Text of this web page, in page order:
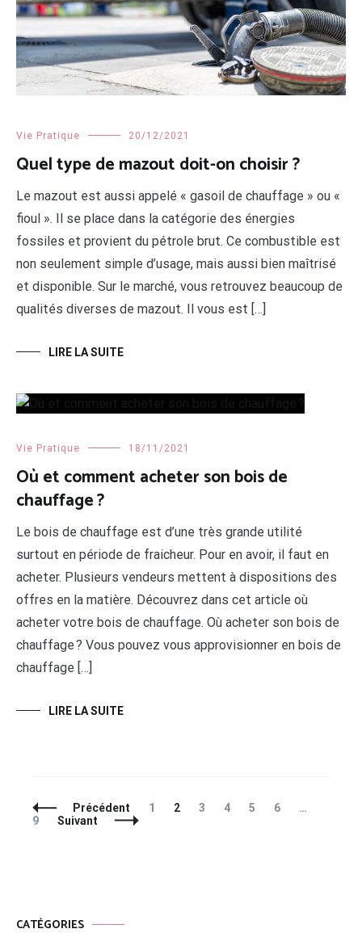
Vie Pratique 20/12/2021
Quel type de mazout doit-on choisir ?
Le mazout est aussi appelé « gasoil de chauffage » ou «
fioul ». Il se place dans la catégorie des énergies
fossiles et provient du pétrole brut. Ce combustible est
non seulement simple d’usage, mais aussi bien maîtrisé
et disponible. Sur le marché, vous retrouvez beaucoup de
qualités diverses de mazout. Il vous est […]
LIRE LA SUITE
Vie Pratique 18/11/2021
Où et comment acheter son bois de
chauffage ?
Le bois de chauffage est d’une très grande utilité
surtout en période de fraicheur. Pour en avoir, il faut en
acheter. Plusieurs vendeurs mettent à dispositions des
offres en la matière. Découvrez dans cet article où
acheter votre bois de chauffage. Où acheter son bois de
chauffage ? Vous pouvez vous approvisionner en bois de
chauffage […]
LIRE LA SUITE
Navigation
des
Précédent Page
1 Page
2 Page
3 Page
4 Page
5 Page
6 …
9
Suivant
CATÉGORIES